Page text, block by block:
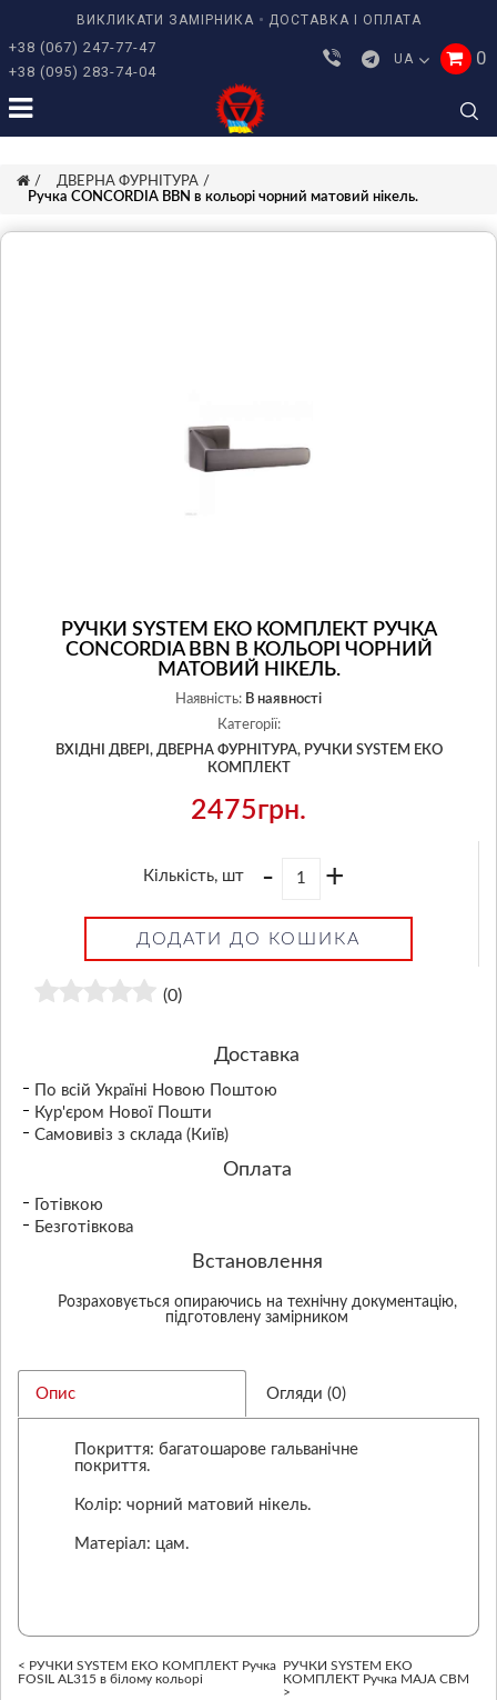
ВИКЛИКАТИ ЗАМІРНИКА ДОСТАВКА І ОПЛАТА
+38 (067) 247-77-47
+38 (095) 283-74-04
UA 0
ДВЕРНА ФУРНІТУРА
Ручка CONCORDIA BBN в кольорі чорний матовий нікель.
РУЧКИ SYSTEM ЕКО КОМПЛЕКТ РУЧКА
CONCORDIA BBN В КОЛЬОРІ ЧОРНИЙ
МАТОВИЙ НІКЕЛЬ.
Наявність: В наявності
Категорії:
ВХІДНІ ДВЕРІ, ДВЕРНА ФУРНІТУРА, РУЧКИ SYSTEM ЕКО
КОМПЛЕКТ
2475грн.
Кількість, шт - +
ДОДАТИ ДО КОШИКА
(0)
Доставка
По всій Україні Новою Поштою
Кур'єром Нової Пошти
Самовивіз з склада (Київ)
Оплата
Готівкою
Безготівкова
Встановлення
Розраховується опираючись на технічну документацію,
підготовлену замірником
Опис Огляди (0)
Покриття: багатошарове гальванічне
покриття.
Колір: чорний матовий нікель.
Матеріал: цам.
< РУЧКИ SYSTEM ЕКО КОМПЛЕКТ Ручка
FOSIL AL315 в білому кольорі
РУЧКИ SYSTEM ЕКО
КОМПЛЕКТ Ручка MAJA CBM
>